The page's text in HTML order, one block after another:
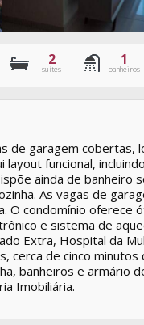
2
suítes
1
banheiros
de garagem cobertas,
funcional,
ainda de banheiro
As vagas de
O condomínio
e sistema de
Extra, Hospital da
cerca de cinco
banheiros e armário
Imobiliária.